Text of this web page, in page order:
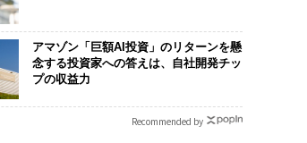
アマゾン「巨額AI投資」のリターンを懸
念する投資家への答えは、自社開発チッ
プの収益力
Recommended by